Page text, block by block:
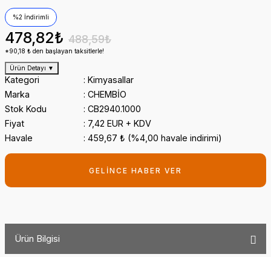
%2 İndirimli
478,82₺ 488,59₺
*90,18 ₺ den başlayan taksitlerle!
Ürün Detayı ▼
Kategori
Kimyasallar
Marka
CHEMBİO
Stok Kodu
CB2940.1000
Fiyat
7,42 EUR + KDV
Havale
459,67 ₺ (%4,00 havale indirimi)
GELİNCE HABER VER
Ürün Bilgisi